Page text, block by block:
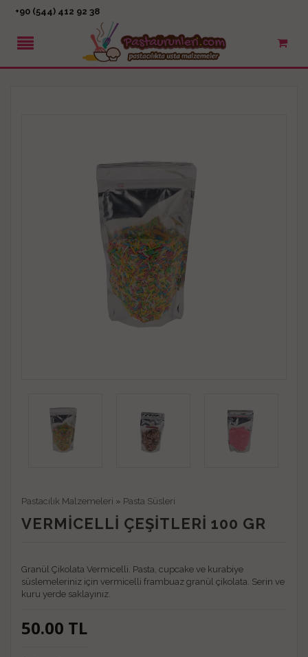
+90 (544) 412 92 38
Pastacılık Malzemeleri » Pasta Süsleri
VERMICELLI ÇEŞITLERI 100 GR
Granül Çikolata Vermicelli. Pasta, cupcake ve kurabiye
süslemeleriniz için vermicelli frambuaz granül çikolata. Serin ve
kuru yerde saklayınız.
50.00 TL